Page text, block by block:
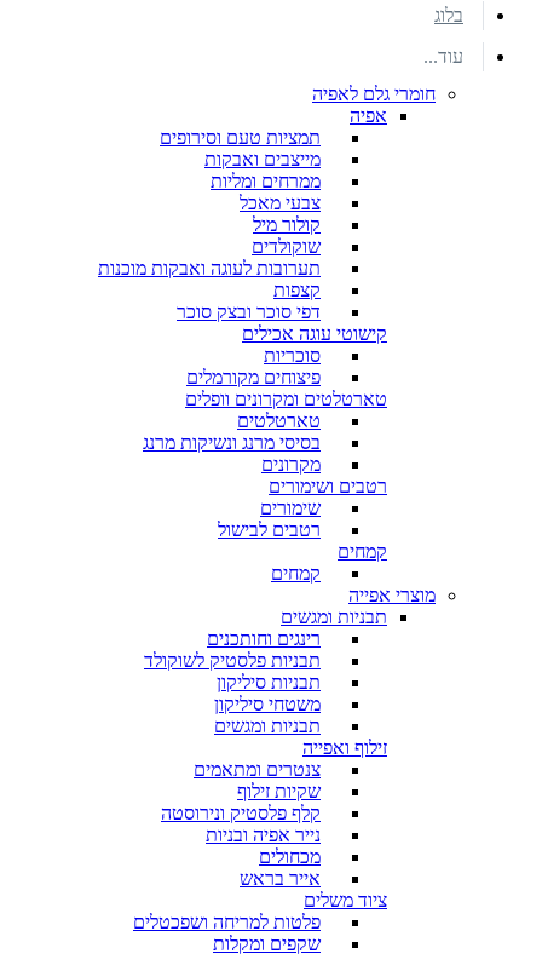
בלוג
עוד...
חומרי גלם לאפיה
אפיה
תמציות טעם וסירופים
מייצבים ואבקות
ממרחים ומליות
צבעי מאכל
קולור מיל
שוקולדים
תערובות לעוגה ואבקות מוכנות
קצפות
דפי סוכר ובצק סוכר
קישוטי עוגה אכילים
סוכריות
פיצוחים מקורמלים
טארטלטים ומקרונים וופלים
טארטלטים
בסיסי מרנג ונשיקות מרנג
מקרונים
רטבים ושימורים
שימורים
רטבים לבישול
קמחים
קמחים
מוצרי אפייה
תבניות ומגשים
רינגים וחותכנים
תבניות פלסטיק לשוקולד
תבניות סיליקון
משטחי סיליקון
תבניות ומגשים
זילוף ואפייה
צנטרים ומתאמים
שקיות זילוף
קלף פלסטיק ונירוסטה
נייר אפיה ובניות
מכחולים
אייר בראש
ציוד משלים
פלטות למריחה ושפכטלים
שקפים ומקלות